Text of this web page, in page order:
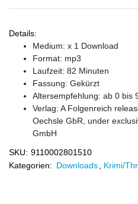
Details:
Medium: x 1 Download
Format: mp3
Laufzeit: 82 Minuten
Fassung: Gekürzt
Altersempfehlung: ab 0 bis
Verlag: A Folgenreich
Oechsle GbR, under
GmbH
SKU: 9110002801510
Kategorien: Downloads Krimi/